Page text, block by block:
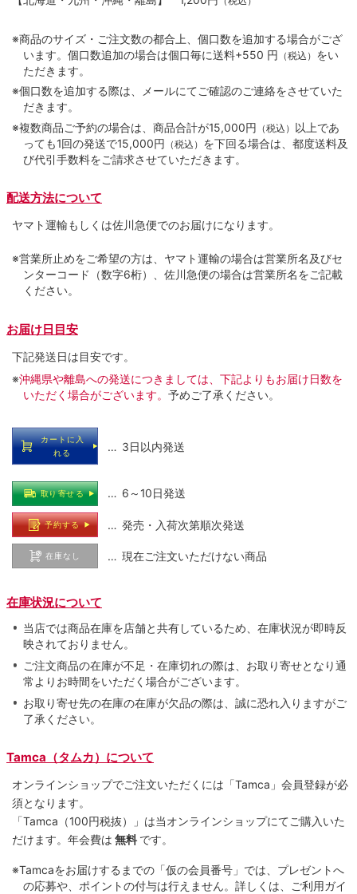
※商品のサイズ・ご注文数の都合上、個口数を追加する場合がござ
います。個口数追加の場合は個口毎に送料+550 円 （税込） をい
ただきます。
※個口数を追加する際は、メールにてご確認のご連絡をさせていた
だきます。
※複数商品ご予約の場合は、商品合計が15,000円 （税込） 以上であ
っても1回の発送で15,000円 （税込） を下回る場合は、都度送料及
び代引手数料をご請求させていただきます。
配送方法について
ヤマト運輸もしくは佐川急便でのお届けになります。
※営業所止めをご希望の方は、ヤマト運輸の場合は営業所名及びセ
ンターコード（数字6桁）、佐川急便の場合は営業所名をご記載
ください。
お届け日目安
下記発送日は目安です。
※沖縄県や離島への発送につきましては、下記よりもお届け日数を
いただく場合がございます。 予めご了承ください。
カートに入
れる
… 3日以内発送
取り寄せる … 6～10日発送
予約する … 発売・入荷次第順次発送
在庫なし … 現在ご注文いただけない商品
在庫状況について
当店では商品在庫を店舗と共有しているため、在庫状況が即時反
映されておりません。
ご注文商品の在庫が不足・在庫切れの際は、お取り寄せとなり通
常よりお時間をいただく場合がございます。
お取り寄せ先の在庫の在庫が欠品の際は、誠に恐れ入りますがご
了承ください。
Tamca（タムカ）について
オンラインショップでご注⽂いただくには「Tamca」会員登録が必
須となります。
「Tamca （100円税抜）
」は当オンラインショップにてご購⼊いた
だけます。 年会費は 無料 です。
※Tamcaをお届けするまでの「仮の会員番号」では、プレゼントへ
の応募や、ポイントの付与は⾏えません。詳しくは、ご利⽤ガイ